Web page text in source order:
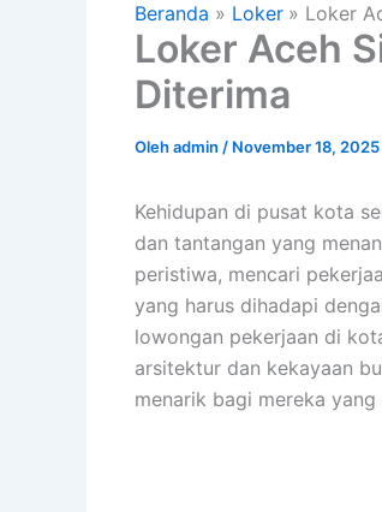
Beranda Loker Loker
Loker Aceh
Diterima
Olehadmin / November 18, 2025
Kehidupan di pusat kota
dan tantangan yang
peristiwa, mencari
yang harus dihadapi
lowongan pekerjaan di
arsitektur dan kekayaan
menarik bagi mereka